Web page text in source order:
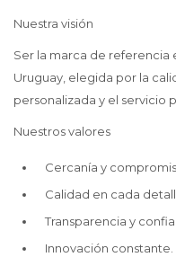
Nuestra visión
Ser la marca de
Uruguay, elegida por la
personalizada y el servicio
Nuestros valores
Cercanía y
Calidad en cada
Transparencia y
Innovación constante.